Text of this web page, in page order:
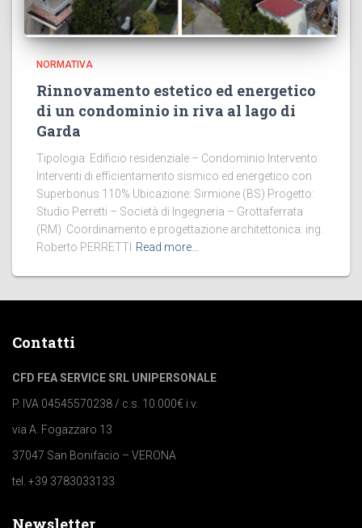
NORMATIVA
Rinnovamento estetico ed energetico
di un condominio in riva al lago di
Garda
Tipologia: Edificio residenziale – Condominio Intervento:
Interventi di efficientamento sismico ed energetico con
Superbonus 110% Ubicazione: Sirmione (BS) Progetto:
Studio Perretti – Società di Ingegneria – Grottaferrata
(RM) Coordinamento e progettazione architettonica: ing.
Roberto PERRETTI Read more…
Contatti
CFD FEA SERVICE SRL UNIPERSONALE
P. IVA 04545570238 / c.s. 10.000€ i.v.
via A. Fogazzaro 13
37047 San Bonifacio – VERONA
tel. +39 3783033133